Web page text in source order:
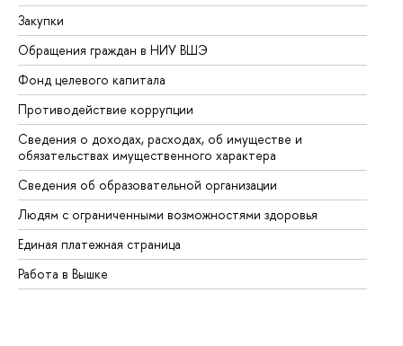
Закупки
Обращения граждан в НИУ ВШЭ
Фонд целевого капитала
Противодействие коррупции
Сведения о доходах, расходах, об имуществе и
обязательствах имущественного характера
Сведения об образовательной организации
Людям с ограниченными возможностями здоровья
Единая платежная страница
Работа в Вышке